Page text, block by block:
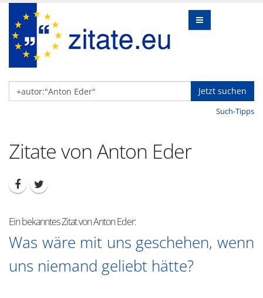
Jetzt suchen
Such-Tipps
Zitate von Anton Eder
Ein bekanntes Zitat von Anton Eder:
Was wäre mit uns geschehen, wenn
uns niemand geliebt hätte?